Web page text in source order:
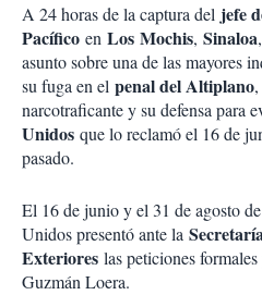
A 24 horas de la captura del jefe
Pacífico en Los Mochis, Sinaloa
asunto sobre una de las mayores
su fuga en el penal del Altiplano
narcotraficante y su defensa para
Unidos que lo reclamó el 16 de
pasado.
El 16 de junio y el 31 de agosto
Unidos presentó ante la
Exteriores las peticiones
Guzmán Loera.